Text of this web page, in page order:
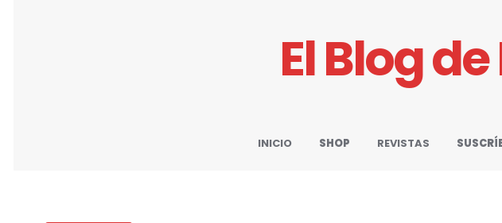
El Blog
INICIO SHOP REVISTAS